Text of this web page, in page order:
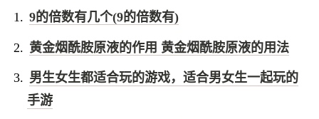
9的倍数有几个(9的倍数有)
黄金烟酰胺原液的作用 黄金烟酰胺原液的用法
男生女生都适合玩的游戏，适合男女生一起玩的
手游